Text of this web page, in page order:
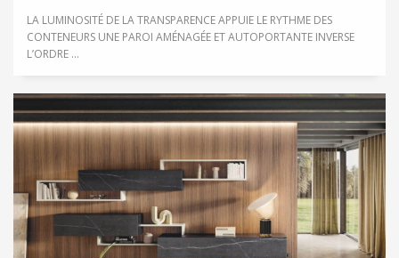
LA LUMINOSITÉ DE LA TRANSPARENCE APPUIE LE RYTHME DES
CONTENEURS UNE PAROI AMÉNAGÉE ET AUTOPORTANTE INVERSE
L’ORDRE ...